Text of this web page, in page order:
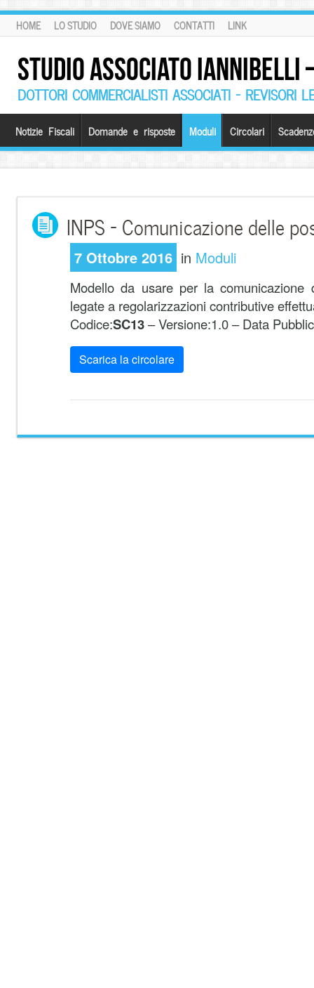
HOME LO STUDIO DOVE SIAMO CONTATTI LINK
STUDIO ASSOCIATO
DOTTORI COMMERCIALISTI ASSOCIATI – REVISORI
Notizie Fiscali Domande e risposte Moduli Circolari
INPS – Comunicazione delle
7 Ottobre 2016 in Moduli
Modello da usare per la comunicazione
legate a regolarizzazioni contributive
Codice:SC13– Versione:1.0 – Data
Scarica la circolare